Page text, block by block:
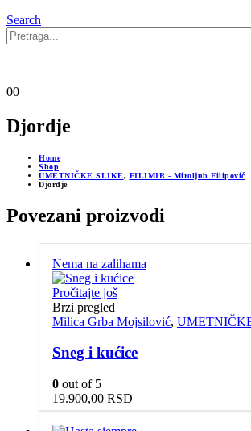
Search
00
Djordje
Home
Shop
UMETNIČKE SLIKE, FILIMIR - Miroljub Filipović
Djordje
Povezani proizvodi
Nema na zalihama
Pročitajte još
Brzi pregled
Milica Grba Mojsilović,
Sneg i kućice
0 out of 5
19.900,00 RSD